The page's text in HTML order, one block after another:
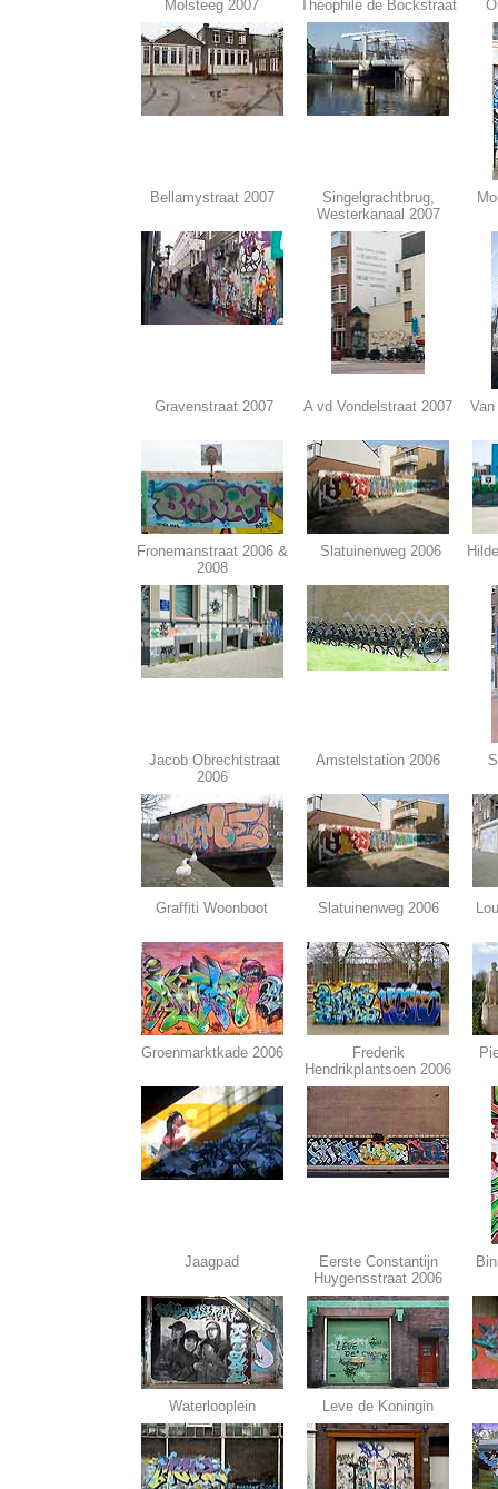
Molsteeg 2007 Theophile de Bockstraat
Bellamystraat 2007
Singelgrachtbrug,
Westerkanaal 2007
Gravenstraat 2007 A vd Vondelstraat 2007
Fronemanstraat 2006 &
2008
Slatuinenweg 2006
Jacob Obrechtstraat
2006
Amstelstation 2006
Graffiti Woonboot Slatuinenweg 2006
Groenmarktkade 2006
Frederik
Hendrikplantsoen 2006
Jaagpad
Eerste Constantijn
Huygensstraat 2006
Waterlooplein Leve de Koningin